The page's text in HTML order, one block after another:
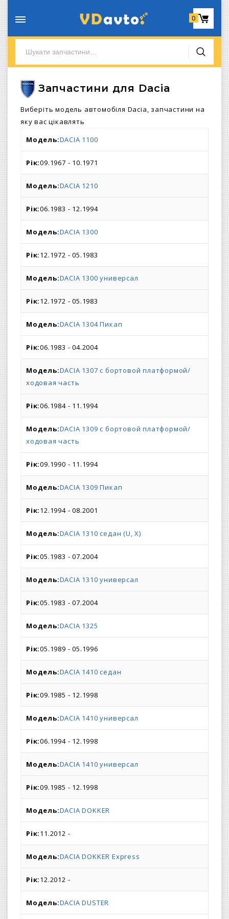
0
Запчастини для Dacia
Виберіть модель автомобіля Dacia, запчастини на
яку вас цікавлять
DACIA 1100
09.1967 - 10.1971
DACIA 1210
06.1983 - 12.1994
DACIA 1300
12.1972 - 05.1983
DACIA 1300 универсал
12.1972 - 05.1983
DACIA 1304 Пикап
06.1983 - 04.2004
DACIA 1307 c бортовой платформой/
ходовая часть
06.1984 - 11.1994
DACIA 1309 c бортовой платформой/
ходовая часть
09.1990 - 11.1994
DACIA 1309 Пикап
12.1994 - 08.2001
DACIA 1310 седан (U, X)
05.1983 - 07.2004
DACIA 1310 универсал
05.1983 - 07.2004
DACIA 1325
05.1989 - 05.1996
DACIA 1410 седан
09.1985 - 12.1998
DACIA 1410 универсал
06.1994 - 12.1998
DACIA 1410 универсал
09.1985 - 12.1998
DACIA DOKKER
11.2012 -
DACIA DOKKER Express
12.2012 -
DACIA DUSTER